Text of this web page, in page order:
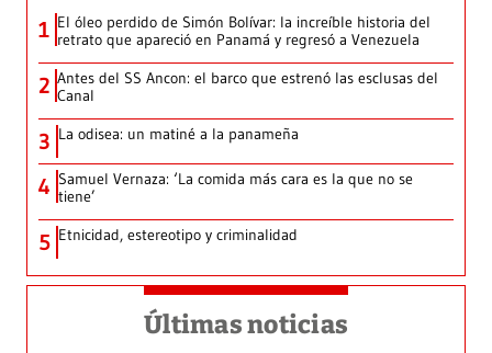
1 El óleo perdido de Simón Bolívar: la increíble historia del
retrato que apareció en Panamá y regresó a Venezuela
2 Antes del SS Ancon: el barco que estrenó las esclusas del
Canal
3 La odisea: un matiné a la panameña
4 Samuel Vernaza: ‘La comida más cara es la que no se
tiene’
5 Etnicidad, estereotipo y criminalidad
Últimas noticias